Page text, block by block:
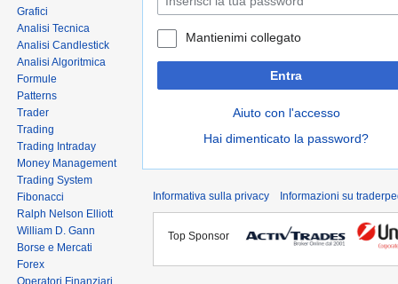
Mantienimi collegato
Entra
Aiuto con l'accesso
Hai dimenticato la password?
Grafici
Analisi Tecnica
Analisi Candlestick
Analisi Algoritmica
Formule
Patterns
Trader
Trading
Trading Intraday
Money Management
Trading System
Fibonacci
Ralph Nelson Elliott
William D. Gann
Borse e Mercati
Forex
Operatori Finanziari
Informativa sulla privacy Informazioni su
Top Sponsor